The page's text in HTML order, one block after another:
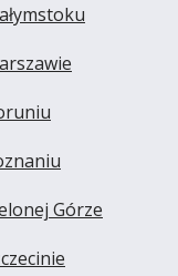
Górze